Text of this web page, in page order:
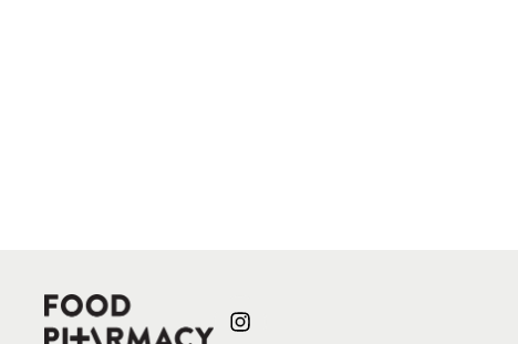
Tina sojabönorna enligt
5